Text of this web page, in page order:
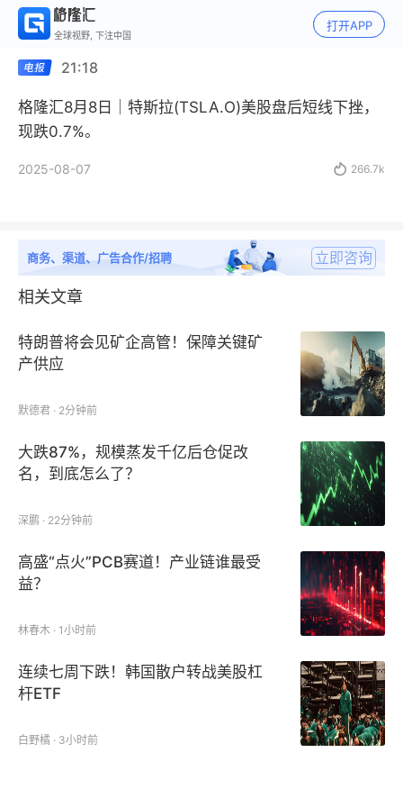
全球视野, 下注中国
打开APP
21:18
格隆汇8月8日｜特斯拉(TSLA.O)美股盘后短线下挫，
现跌0.7%。
2025-08-07  266.7k
商务、渠道、广告合作/招聘 立即咨询
相关文章
特朗普将会见矿企高管！保障关键矿
产供应
默德君 · 2分钟前
大跌87%，规模蒸发千亿后仓促改
名，到底怎么了？
深鹏 · 22分钟前
高盛“点火”PCB赛道！产业链谁最受
益？
林春木 · 1小时前
连续七周下跌！韩国散户转战美股杠
杆ETF
白野橘 · 3小时前